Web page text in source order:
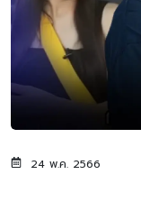
24 พ.ค. 2566